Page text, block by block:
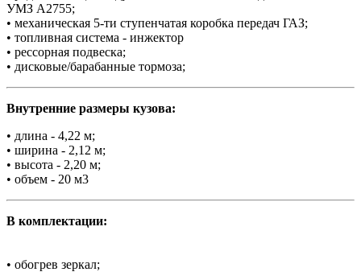
УМЗ А2755;
• механическая 5-ти ступенчатая коробка передач ГАЗ;
• топливная система - инжектор
• рессорная подвеска;
• дисковые/барабанные тормоза;
Внутренние размеры кузова:
• длина - 4,22 м;
• ширина - 2,12 м;
• высота - 2,20 м;
• объем - 20 м3
В комплектации:
• обогрев зеркал;